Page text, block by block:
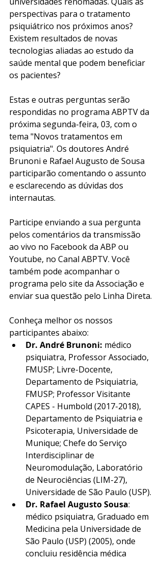
perspectivas para o tratamento
psiquiátrico nos próximos anos?
Existem resultados de novas
tecnologias aliadas ao estudo da
saúde mental que podem beneficiar
os pacientes?
Estas e outras perguntas serão
respondidas no programa ABPTV da
próxima segunda-feira, 03, com o
tema "Novos tratamentos em
psiquiatria". Os doutores André
Brunoni e Rafael Augusto de Sousa
participarão comentando o assunto
e esclarecendo as dúvidas dos
internautas.
Participe enviando a sua pergunta
pelos comentários da transmissão
ao vivo no Facebook da ABP ou
Youtube, no Canal ABPTV. Você
também pode acompanhar o
programa pelo site da Associação e
enviar sua questão pelo Linha Direta.
Conheça melhor os nossos
participantes abaixo:
Dr. André Brunoni: médico
psiquiatra, Professor Associado,
FMUSP; Livre-Docente,
Departamento de Psiquiatria,
FMUSP; Professor Visitante
CAPES - Humbold (2017-2018),
Departamento de Psiquiatria e
Psicoterapia, Universidade de
Munique; Chefe do Serviço
Interdisciplinar de
Neuromodulação, Laboratório
de Neurociências (LIM-27),
Universidade de São Paulo (USP).
Dr. Rafael Augusto Sousa:
médico psiquiatra, Graduado em
Medicina pela Universidade de
São Paulo (USP) (2005), onde
concluiu residência médica